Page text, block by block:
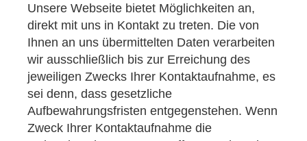
Unsere Webseite bietet Möglichkeiten an,
direkt mit uns in Kontakt zu treten. Die von
Ihnen an uns übermittelten Daten verarbeiten
wir ausschließlich bis zur Erreichung des
jeweiligen Zwecks Ihrer Kontaktaufnahme, es
sei denn, dass gesetzliche
Aufbewahrungsfristen entgegenstehen. Wenn
Zweck Ihrer Kontaktaufnahme die